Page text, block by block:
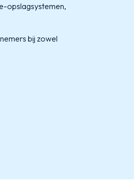
opslagsystemen,
bij zowel